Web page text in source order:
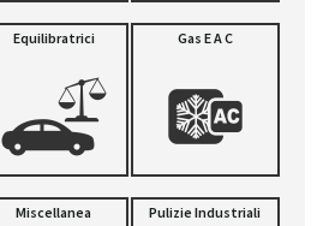
Equilibratrici Gas E A C
Miscellanea Pulizie Industriali